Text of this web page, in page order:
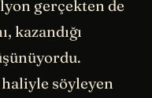
gerçekten de
kazandığı
söyleyen